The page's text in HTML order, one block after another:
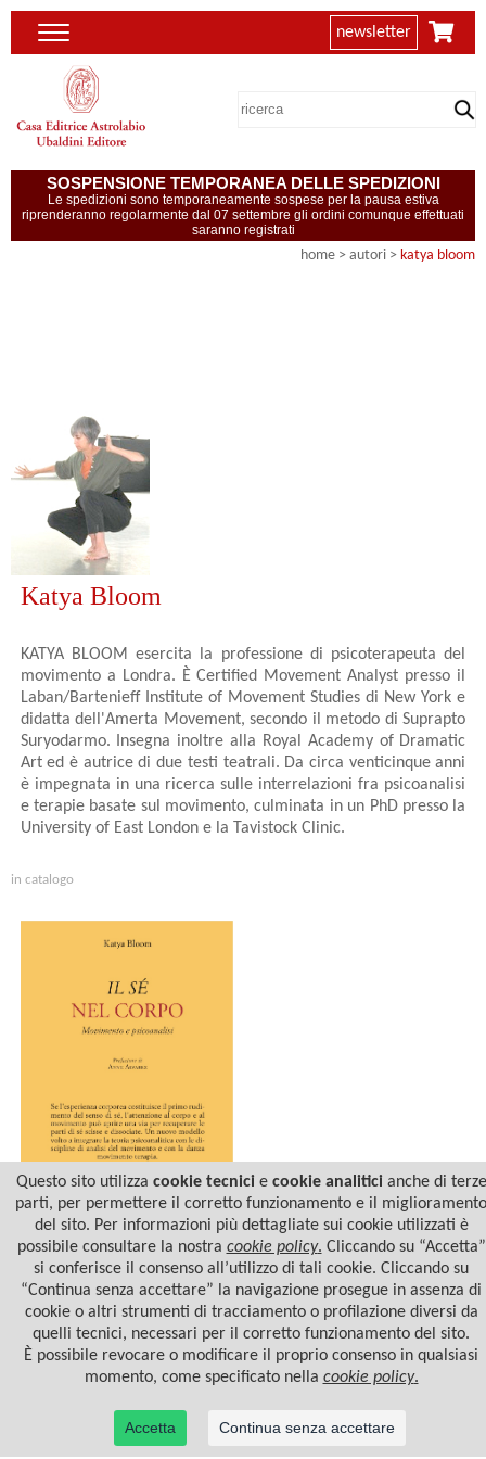
newsletter
SOSPENSIONE TEMPORANEA DELLE SPEDIZIONI
Le spedizioni sono temporaneamente sospese per la pausa estiva
riprenderanno regolarmente dal 07 settembre gli ordini comunque effettuati
saranno registrati
home > autori > katya bloom
Katya Bloom
KATYA BLOOM esercita la professione di psicoterapeuta del
movimento a Londra. È Certified Movement Analyst presso il
Laban/Bartenieff Institute of Movement Studies di New York e
didatta dell'Amerta Movement, secondo il metodo di Suprapto
Suryodarmo. Insegna inoltre alla Royal Academy of Dramatic
Art ed è autrice di due testi teatrali. Da circa venticinque anni
è impegnata in una ricerca sulle interrelazioni fra psicoanalisi
e terapie basate sul movimento, culminata in un PhD presso la
University of East London e la Tavistock Clinic.
in catalogo
IL SÉ NEL CORPO
Questo sito utilizza cookie tecnicie cookie analiticianche di terze
parti, per permettere il corretto funzionamento e il miglioramento
del sito. Per informazioni più dettagliate sui cookie utilizzati è
possibile consultare la nostra cookie policy. Cliccando su “Accetta”
si conferisce il consenso all’utilizzo di tali cookie. Cliccando su
“Continua senza accettare” la navigazione prosegue in assenza di
cookie o altri strumenti di tracciamento o profilazione diversi da
quelli tecnici, necessari per il corretto funzionamento del sito.
È possibile revocare o modificare il proprio consenso in qualsiasi
momento, come specificato nella cookie policy.
Accetta Continua senza accettare